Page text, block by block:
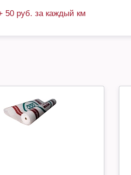
50 руб. за каждый км